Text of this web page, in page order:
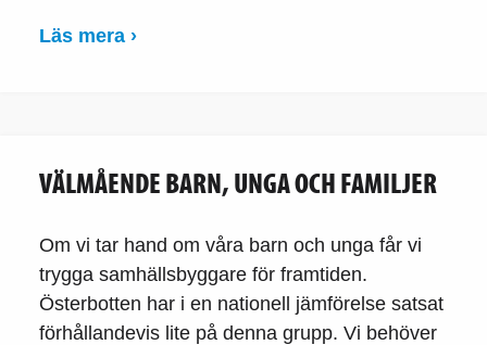
Läs mera ›
VÄLMÅENDE BARN, UNGA OCH FAMILJER
Om vi tar hand om våra barn och unga får vi
trygga samhällsbyggare för framtiden.
Österbotten har i en nationell jämförelse satsat
förhållandevis lite på denna grupp. Vi behöver